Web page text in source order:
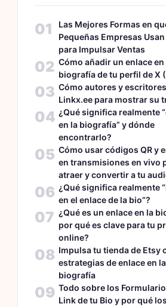
01
Las Mejores Formas en
Pequeñas Empresas
para Impulsar Ventas
02 Cómo añadir un enlace en
biografía de tu perfil de X
03 Cómo autores y
Linkx.ee para mostrar su
04 ¿Qué significa realmente
en la biografía” y dónde
encontrarlo?
05 Cómo usar códigos QR y
en transmisiones en vivo
atraer y convertir a tu
06 ¿Qué significa realmente
en el enlace de la bio”?
07 ¿Qué es un enlace en la
por qué es clave para tu
online?
08 Impulsa tu tienda de Etsy
estrategias de enlace en la
biografía
09 Todo sobre los
Link de tu Bio y por qué los